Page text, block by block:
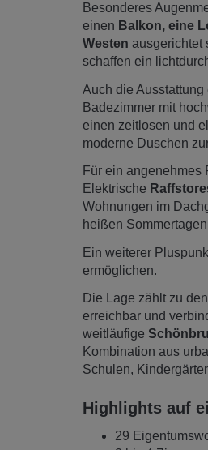
Besonderes
einen Balkon, eine
Westen ausgerichtet
schaffen ein
Auch die
Badezimmer mit
einen zeitlosen und
moderne Duschen
Für ein angenehmes
Elektrische
Wohnungen im
heißen
Ein weiterer
ermöglichen.
Die Lage zählt zu
erreichbar und
weitläufige
Kombination aus
Schulen,
Highlights auf
29